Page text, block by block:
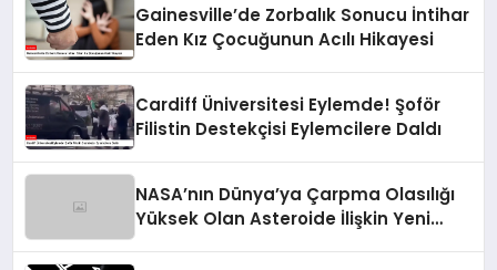
Gainesville’de Zorbalık Sonucu İntihar
Eden Kız Çocuğunun Acılı Hikayesi
Cardiff Üniversitesi Eylemde! Şoför
Filistin Destekçisi Eylemcilere Daldı
NASA’nın Dünya’ya Çarpma Olasılığı
Yüksek Olan Asteroide İlişkin Yeni